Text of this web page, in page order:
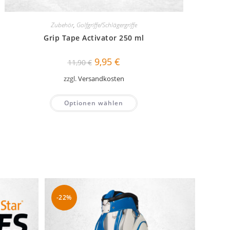
Zubehör, Golfgriffe/Schlägergriffe
Grip Tape Activator 250 ml
11,90€ Ursprünglicher
Preis
war:
11,90 €
9,95 €Aktueller
Preis
9,95 €.
zzgl.Versandkosten
Optionen wählen
-22%